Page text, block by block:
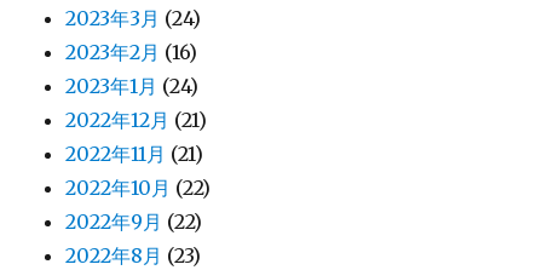
2023年3月 (24)
2023年2月 (16)
2023年1月 (24)
2022年12月 (21)
2022年11月 (21)
2022年10月 (22)
2022年9月 (22)
2022年8月 (23)